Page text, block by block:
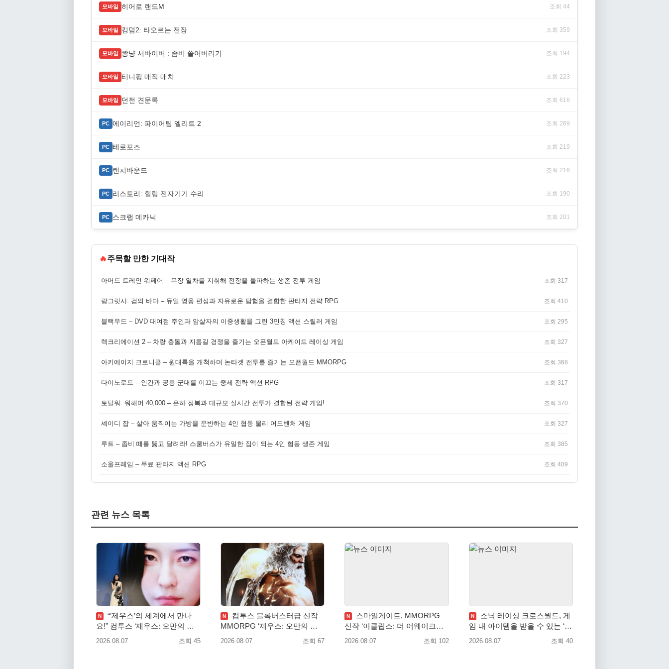
모바일 히어로 랜드M 조회 44
모바일 킹덤2: 타오르는 전장 조회 359
모바일 쾅냥 서바이버 : 좀비 쓸어버리기 조회 194
모바일 티니핑 매직 매치 조회 223
모바일 던전 견문록 조회 616
PC 에이리언: 파이어팀 엘리트 2 조회 269
PC 테로포즈 조회 219
PC 랜치바운드 조회 216
PC 리스토리: 힐링 전자기기 수리 조회 190
PC 스크랩 메카닉 조회 201
🔥주목할 만한 기대작
아머드 트레인 워페어 – 무장 열차를 지휘해 전장을 돌파하는 생존 전투 게임 조회 317
랑그릿사: 검의 바다 – 듀얼 영웅 편성과 자유로운 탐험을 결합한 판타지 전략 RPG 조회 410
블랙우드 – DVD 대여점 주인과 암살자의 이중생활을 그린 3인칭 액션 스릴러 게임 조회 295
렉크리에이션 2 – 차량 충돌과 지름길 경쟁을 즐기는 오픈월드 아케이드 레이싱 게임 조회 327
아키에이지 크로니클 – 원대륙을 개척하며 논타겟 전투를 즐기는 오픈월드 MMORPG 조회 368
다이노로드 – 인간과 공룡 군대를 이끄는 중세 전략 액션 RPG 조회 317
토탈워: 워해머 40,000 – 은하 정복과 대규모 실시간 전투가 결합된 전략 게임! 조회 370
셰이디 잡 – 살아 움직이는 가방을 운반하는 4인 협동 물리 어드벤처 게임 조회 327
루트 – 좀비 떼를 뚫고 달려라! 스쿨버스가 유일한 집이 되는 4인 협동 생존 게임 조회 385
소울프레임 – 무료 판타지 액션 RPG 조회 409
관련 뉴스 목록
N
“’제우스’의 세계에서 만나
요!” 컴투스 ‘제우스: 오만의 신’
쇼케이스 찾은 배우 박지현
2026.08.07 조회 45
N
컴투스 블록버스터급 신작
MMORPG ‘제우스: 오만의 신’,
8월 26일 출시!
2026.08.07 조회 67
N
스마일게이트, MMORPG
신작 ‘이클립스: 더 어웨이크닝’
9월 10일 론칭!
2026.08.07 조회 102
N
소닉 레이싱 크로스월드, 게
임 내 아이템을 받을 수 있는 ‘레
전드 대회 라운드 7’ 개최!
2026.08.07 조회 40